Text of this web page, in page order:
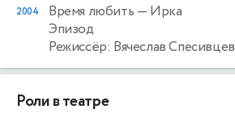
2004 Время любить — Ирка
Эпизод
Режиссёр: Вячеслав Спесивцев
Роли в театре